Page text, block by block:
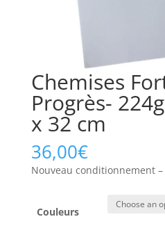
Chemises
Progrès-
x 32 cm
36,00€
Nouveau conditionnement –
Couleurs